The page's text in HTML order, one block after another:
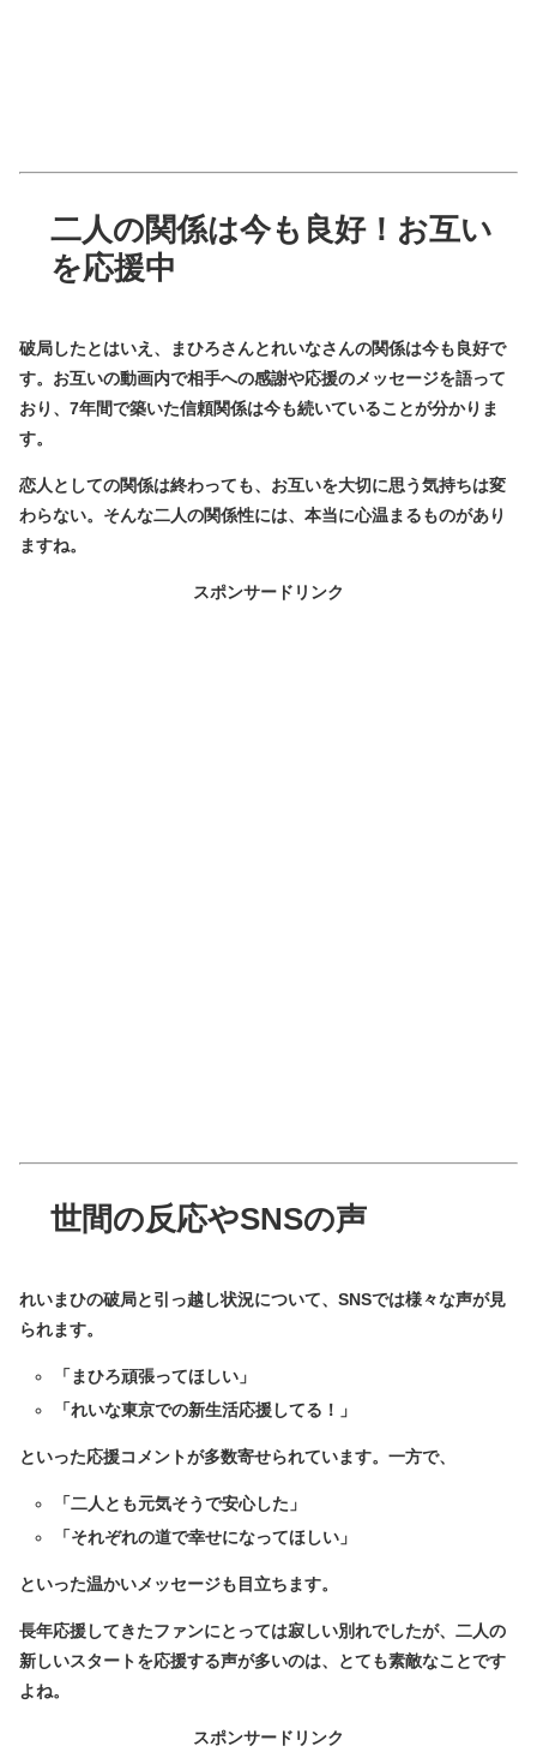
二人の関係は今も良好！お互い
を応援中
破局したとはいえ、まひろさんとれいなさんの関係は今も良好で
す。お互いの動画内で相手への感謝や応援のメッセージを語って
おり、7年間で築いた信頼関係は今も続いていることが分かりま
す。
恋人としての関係は終わっても、お互いを大切に思う気持ちは変
わらない。そんな二人の関係性には、本当に心温まるものがあり
ますね。
スポンサードリンク
世間の反応やSNSの声
れいまひの破局と引っ越し状況について、SNSでは様々な声が見
られます。
「まひろ頑張ってほしい」
「れいな東京での新生活応援してる！」
といった応援コメントが多数寄せられています。一方で、
「二人とも元気そうで安心した」
「それぞれの道で幸せになってほしい」
といった温かいメッセージも目立ちます。
長年応援してきたファンにとっては寂しい別れでしたが、二人の
新しいスタートを応援する声が多いのは、とても素敵なことです
よね。
スポンサードリンク